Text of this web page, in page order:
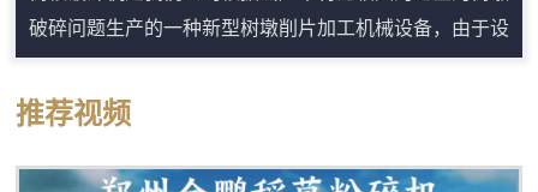
破碎问题生产的一种新型树墩削片加工机械设备，由于设
计合理、结构紧凑，安全、耐用、生产效率高，经推广使
用后，效果良好，整套设备是由电动机带动，噪音小、结
构简单、布置紧凑、售价便宜、工作稳定、产量高、成品
质量好，加工成本低。我公司研发的树根破碎机成功的为
推荐视频